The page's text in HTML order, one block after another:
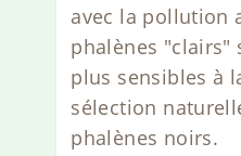
avec la pollution
phalènes "clairs"
plus sensibles à
sélection
phalènes noirs.